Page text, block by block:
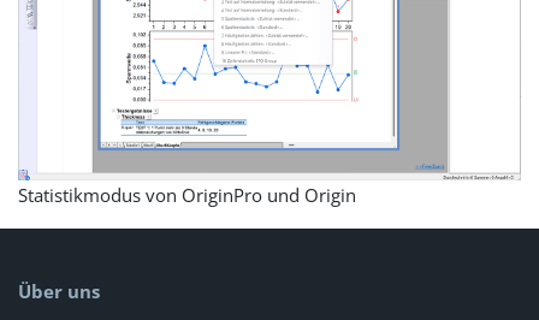
Statistikmodus von OriginPro und Origin
Über uns